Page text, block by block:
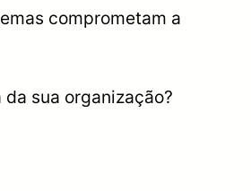
comprometam a
sua organização?